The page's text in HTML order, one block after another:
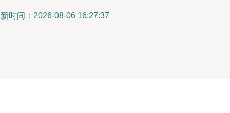
时间：2026-08-06 16:27:37